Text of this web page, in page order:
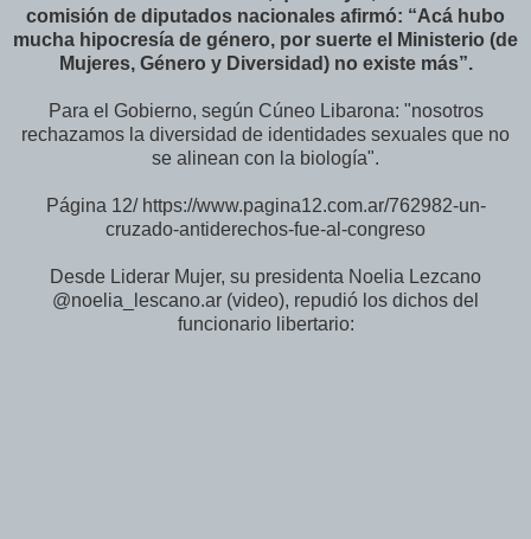
comisión de diputados nacionales afirmó: “Acá hubo
mucha hipocresía de género, por suerte el Ministerio (de
Mujeres, Género y Diversidad) no existe más”.
Para el Gobierno, según Cúneo Libarona: "nosotros
rechazamos la diversidad de identidades sexuales que no
se alinean con la biología".
Página 12/ https://www.pagina12.com.ar/762982-un-
cruzado-antiderechos-fue-al-congreso
Desde Liderar Mujer, su presidenta Noelia Lezcano
@noelia_lescano.ar (video), repudió los dichos del
funcionario libertario: